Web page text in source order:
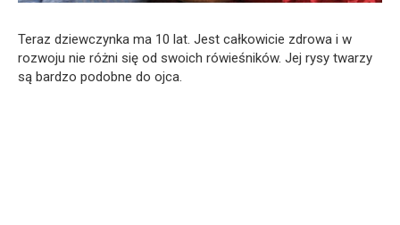
Teraz dziewczynka ma 10 lat. Jest całkowicie zdrowa i w
rozwoju nie różni się od swoich rówieśników. Jej rysy twarzy
są bardzo podobne do ojca.